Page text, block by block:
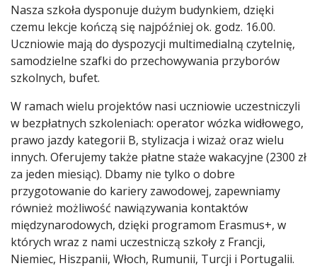
Nasza szkoła dysponuje dużym budynkiem, dzięki
czemu lekcje kończą się najpóźniej ok. godz. 16.00.
Uczniowie mają do dyspozycji multimedialną czytelnię,
samodzielne szafki do przechowywania przyborów
szkolnych, bufet.
W ramach wielu projektów nasi uczniowie uczestniczyli
w bezpłatnych szkoleniach: operator wózka widłowego,
prawo jazdy kategorii B, stylizacja i wizaż oraz wielu
innych. Oferujemy także płatne staże wakacyjne (2300 zł
za jeden miesiąc). Dbamy nie tylko o dobre
przygotowanie do kariery zawodowej, zapewniamy
również możliwość nawiązywania kontaktów
międzynarodowych, dzięki programom Erasmus+, w
których wraz z nami uczestniczą szkoły z Francji,
Niemiec, Hiszpanii, Włoch, Rumunii, Turcji i Portugalii.